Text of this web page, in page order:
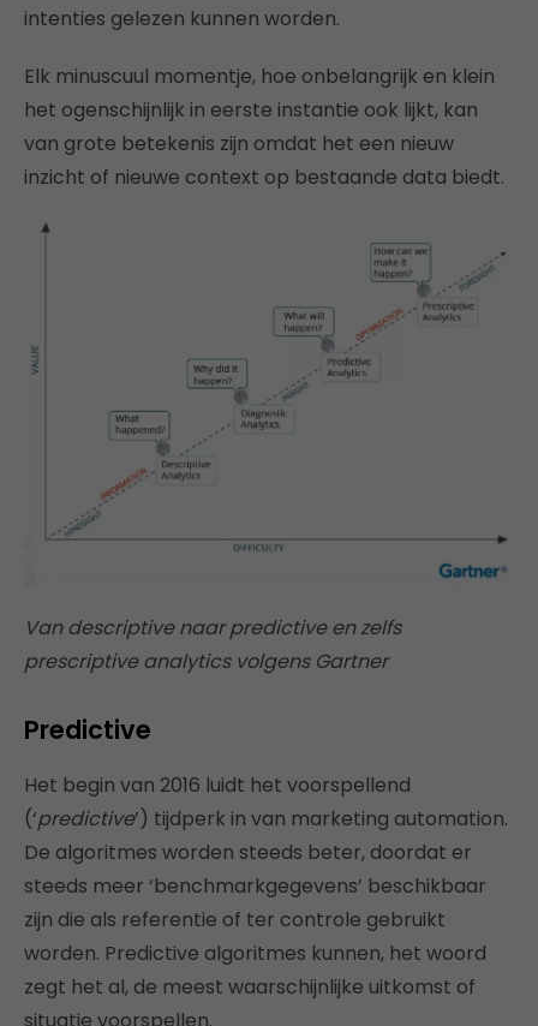
intenties gelezen kunnen worden.
Elk minuscuul momentje, hoe onbelangrijk en klein
het ogenschijnlijk in eerste instantie ook lijkt, kan
van grote betekenis zijn omdat het een nieuw
inzicht of nieuwe context op bestaande data biedt.
Van descriptive naar predictive en zelfs
prescriptive analytics volgens Gartner
Predictive
Het begin van 2016 luidt het voorspellend
(‘predictive’) tijdperk in van marketing automation.
De algoritmes worden steeds beter, doordat er
steeds meer ‘benchmarkgegevens’ beschikbaar
zijn die als referentie of ter controle gebruikt
worden. Predictive algoritmes kunnen, het woord
zegt het al, de meest waarschijnlijke uitkomst of